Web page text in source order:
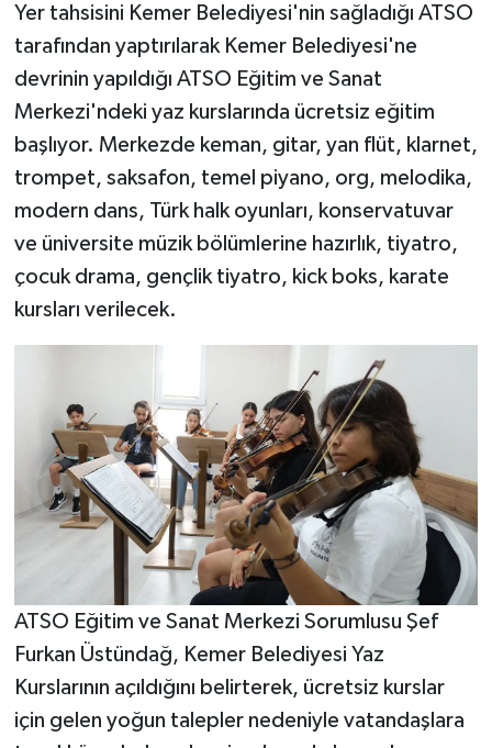
Yer tahsisini Kemer Belediyesi'nin sağladığı ATSO
tarafından yaptırılarak Kemer Belediyesi'ne
devrinin yapıldığı ATSO Eğitim ve Sanat
Merkezi'ndeki yaz kurslarında ücretsiz eğitim
başlıyor. Merkezde keman, gitar, yan flüt, klarnet,
trompet, saksafon, temel piyano, org, melodika,
modern dans, Türk halk oyunları, konservatuvar
ve üniversite müzik bölümlerine hazırlık, tiyatro,
çocuk drama, gençlik tiyatro, kick boks, karate
kursları verilecek.
ATSO Eğitim ve Sanat Merkezi Sorumlusu Şef
Furkan Üstündağ, Kemer Belediyesi Yaz
Kurslarının açıldığını belirterek, ücretsiz kurslar
için gelen yoğun talepler nedeniyle vatandaşlara
YAZARLAR
RESMİ İLAN
MAGAZİN